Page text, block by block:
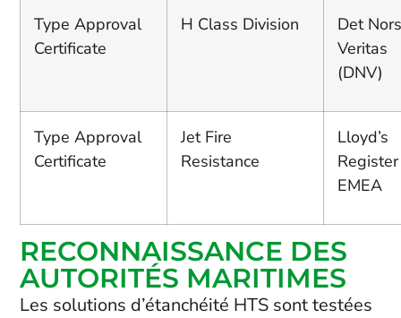
Type Approval
Certificate
H Class Division
Det
Veritas
(DNV)
Type Approval
Certificate
Jet Fire
Resistance
Lloyd’s
Register
EMEA
RECONNAISSANCE DES
AUTORITÉS MARITIMES
Les solutions d’étanchéité HTS sont testées